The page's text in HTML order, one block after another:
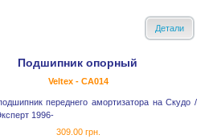
Детали
Подшипник опорный
Veltex - CA014
переднего амортизатора на Скудо /
1996-
309.00 грн.